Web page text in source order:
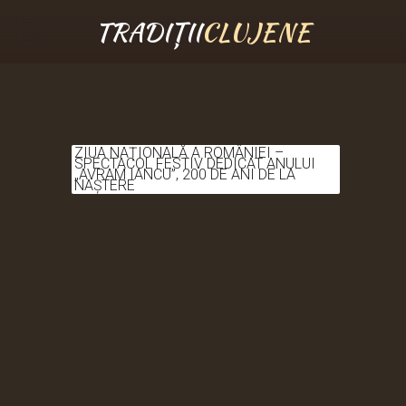
TRADIȚIICLUJENE
ZIUA NAȚIONALĂ A ROMÂNIEI –
SPECTACOL FESTIV DEDICAT ANULUI
„AVRAM IANCU”, 200 DE ANI DE LA
NAȘTERE